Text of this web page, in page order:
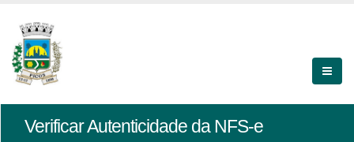
Verificar Autenticidade da NFS-e